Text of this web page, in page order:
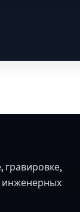
гравировке,
инженерных